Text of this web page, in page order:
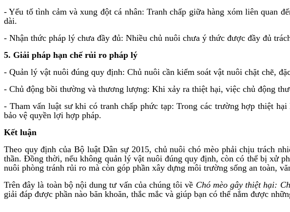
- Yếu tố tình cảm và xung đột cá nhân: Tranh chấp giữa hàng xóm liên quan
dài.
- Nhận thức pháp lý chưa đầy đủ: Nhiều chủ nuôi chưa ý thức được đầy đủ
5. Giải pháp hạn chế rủi ro pháp lý
- Quản lý vật nuôi đúng quy định: Chủ nuôi cần kiểm soát vật nuôi chặt chẽ,
- Chủ động bồi thường và thương lượng: Khi xảy ra thiệt hại, việc chủ động
- Tham vấn luật sư khi có tranh chấp phức tạp: Trong các trường hợp thiệt
bảo vệ quyền lợi hợp pháp.
Kết luận
Theo quy định của Bộ luật Dân sự 2015, chủ nuôi chó mèo phải chịu trách
thần. Đồng thời, nếu không quản lý vật nuôi đúng quy định, còn có thể bị xử
nuôi phòng tránh rủi ro mà còn góp phần xây dựng môi trường sống an toàn,
Trên đây là toàn bộ nội dung tư vấn của chúng tôi về Chó mèo gây thiệt hại:
giải đáp được phần nào băn khoăn, thắc mắc và giúp bạn có thể nắm được